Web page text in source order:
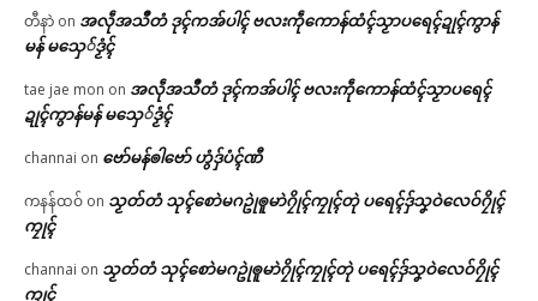
တီနာဲ on အလဵုအသဳတံ ဒုၚ်ကအ်ပါၚ် ဗလးကဵုကောန်ထံၚ်သၟာပရေၚ်ဍုၚ်ကွာန်
မန် မသှေ်ဒၟံၚ်
tae jae mon on အလဵုအသဳတံ ဒုၚ်ကအ်ပါၚ် ဗလးကဵုကောန်ထံၚ်သၟာပရေၚ်
ဍုၚ်ကွာန်မန် မသှေ်ဒၟံၚ်
channai on ဗော်မန်ၜါဗော် ဟွံဒှ်ပံၚ်ဏီ
ကနန်ထဝ် on သၟတ်တံ သုၚ်စောဲမဂဥုဲၜူမာဲဂၠိုၚ်ကၠုၚ်တုဲ ပရေၚ်ဒှ်သၞဝဲလေဝ်ဂၠိုၚ်
ကၠုၚ်
channai on သၟတ်တံ သုၚ်စောဲမဂဥုဲၜူမာဲဂၠိုၚ်ကၠုၚ်တုဲ ပရေၚ်ဒှ်သၞဝဲလေဝ်ဂၠိုၚ်
ကၠုၚ်